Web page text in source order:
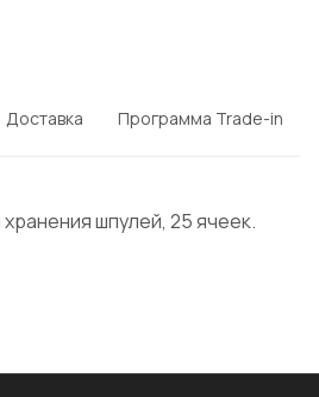
Доставка Программа Trade-in
шпулей, 25 ячеек.